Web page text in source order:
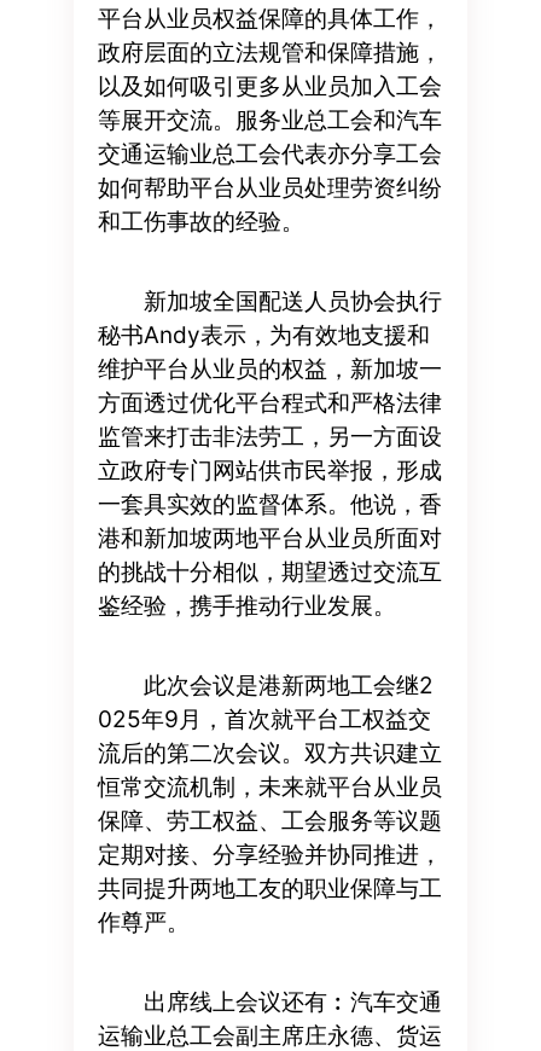
平台从业员权益保障的具体工作，
政府层面的立法规管和保障措施，
以及如何吸引更多从业员加入工会
等展开交流。服务业总工会和汽车
交通运输业总工会代表亦分享工会
如何帮助平台从业员处理劳资纠纷
和工伤事故的经验。
新加坡全国配送人员协会执行
秘书Andy表示，为有效地支援和
维护平台从业员的权益，新加坡一
方面透过优化平台程式和严格法律
监管来打击非法劳工，另一方面设
立政府专门网站供市民举报，形成
一套具实效的监督体系。他说，香
港和新加坡两地平台从业员所面对
的挑战十分相似，期望透过交流互
鉴经验，携手推动行业发展。
此次会议是港新两地工会继2
025年9月，首次就平台工权益交
流后的第二次会议。双方共识建立
恒常交流机制，未来就平台从业员
保障、劳工权益、工会服务等议题
定期对接、分享经验并协同推进，
共同提升两地工友的职业保障与工
作尊严。
出席线上会议还有︰汽车交通
运输业总工会副主席庄永德、货运